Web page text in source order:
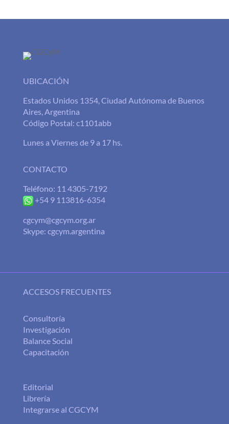
UBICACIÓN
Estados Unidos 1354, Ciudad Autónoma de Buenos
Aires, Argentina
Código Postal: c1101abb
Lunes a Viernes de 9 a 17 hs.
CONTACTO
Teléfono: 11 4305-7192
+54 9 113816-6354
cgcym@cgcym.org.ar
Skype: cgcym.argentina
ACCESOS FRECUENTES
Consultoría
Investigación
Balance Social
Capacitación
Editorial
Librería
Integrarse al CGCYM